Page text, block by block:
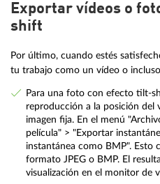
Exportar vídeos o
shift
Por último, cuando estés
tu trabajo como un vídeo o
Para una foto con efecto tilt-
reproducción a la posición del
imagen fija. En el menú
película" > "Exportar
instantánea como BMP". Esto
formato JPEG o BMP. El
visualización en el monitor de